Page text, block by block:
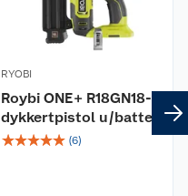
RYOBI
Roybi ONE+ R18GN18-0
dykkertpistol u/batteri
☆☆☆☆☆ (6)